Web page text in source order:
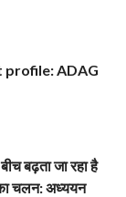
ADAG
बढ़ता जा रहा है
चलन: अध्ययन